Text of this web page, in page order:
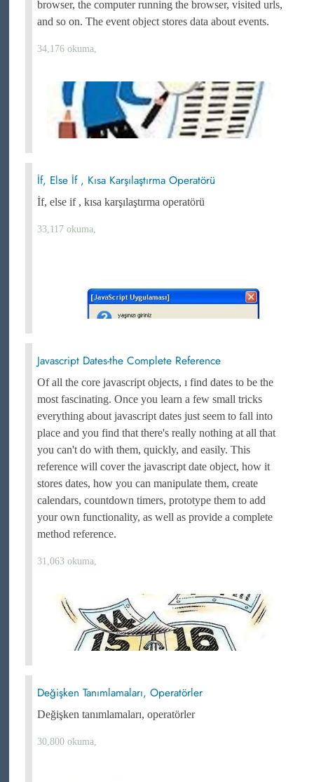
browser, the computer running the browser, visited urls,
and so on. The event object stores data about events.
34,176 okuma,
İf, Else İf , Kısa Karşılaştırma Operatörü
İf, else if , kısa karşılaştırma operatörü
33,117 okuma,
Javascript Dates-the Complete Reference
Of all the core javascript objects, ı find dates to be the
most fascinating. Once you learn a few small tricks
everything about javascript dates just seem to fall into
place and you find that there's really nothing at all that
you can't do with them, quickly, and easily. This
reference will cover the javascript date object, how it
stores dates, how you can manipulate them, create
calendars, countdown timers, prototype them to add
your own functionality, as well as provide a complete
method reference.
31,063 okuma,
Değişken Tanımlamaları, Operatörler
Değişken tanımlamaları, operatörler
30,800 okuma,